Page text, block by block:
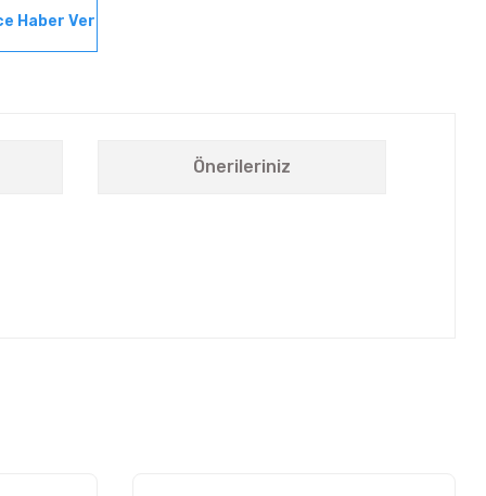
Haber Ver
Önerileriniz